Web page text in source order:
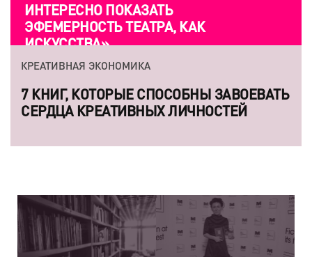
ИНТЕРЕСНО ПОКАЗАТЬ
ЭФЕМЕРНОСТЬ ТЕАТРА, КАК
ИСКУССТВА»
КРЕАТИВНАЯ ЭКОНОМИКА
7 КНИГ, КОТОРЫЕ СПОСОБНЫ ЗАВОЕВАТЬ
СЕРДЦА КРЕАТИВНЫХ ЛИЧНОСТЕЙ